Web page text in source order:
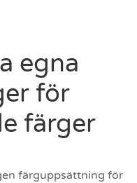
egna
för
färger
färguppsättning för